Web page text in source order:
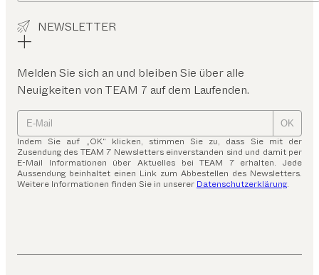
NEWSLETTER
Melden Sie sich an und bleiben Sie über alle
Neuigkeiten von TEAM 7 auf dem Laufenden.
OK
Indem Sie auf „OK“ klicken, stimmen Sie zu, dass Sie mit der
Zusendung des TEAM 7 Newsletters einverstanden sind und damit per
E-Mail Informationen über Aktuelles bei TEAM 7 erhalten. Jede
Aussendung beinhaltet einen Link zum Abbestellen des Newsletters.
Weitere Informationen finden Sie in unserer Datenschutzerklärung.